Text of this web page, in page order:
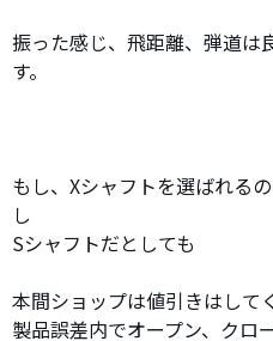
振った感じ、飛距離、弾道は
す。
もし、Xシャフトを選ばれる
し
Sシャフトだとしても
本間ショップは値引きはして
製品誤差内でオープン、クロ